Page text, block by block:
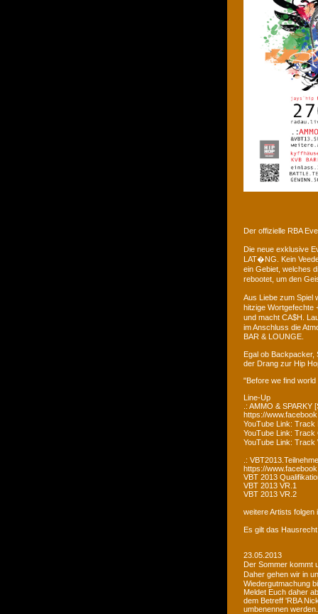
Der offizielle RBA
Die neue exklusive
LAT�NG. Kein
ein Gebiet, welches
rebootet, um den
Aus Liebe zum Spiel
hitzige Wortgefechte
und macht CA$H.
im Anschluss die
BAR & LOUNGE.
Egal ob
der Drang zur Hip
"Before we find
Line-Up
.: AMMO & SPARKY
https://
YouTube Link:
YouTube Link: Track
YouTube Link:
.:
https://
VBT 2013
VBT 2013 VR.1
VBT 2013 VR.2
weitere Artists
Es gilt das
23.05.2013
Der Sommer kommt
Daher gehen wir in
Wiedergutmachung
Meldet Euch daher
dem Betreff 'RBA
umbenennen